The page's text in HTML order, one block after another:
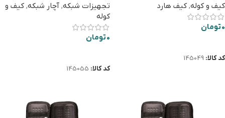
کیف و کوله, کیف هارد
0تومان
کد کالا: 145049
تجهیزات شبکه, آچار شبکه, کیف و
کوله
0تومان
کد کالا: 145055